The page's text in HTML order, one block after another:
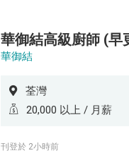
華御結
荃灣
20,000 以上 / 月薪
刊登於 2小時前